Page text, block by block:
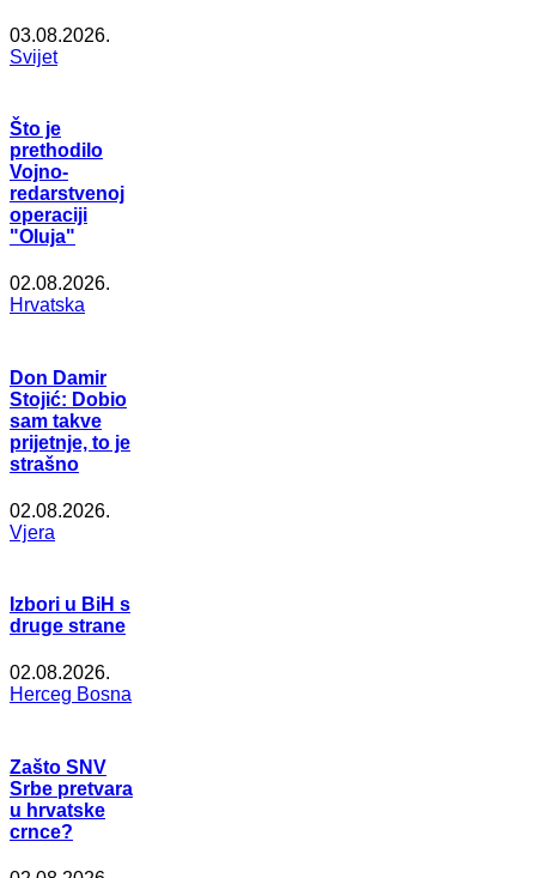
03.08.2026.
Svijet
Što je
prethodilo
Vojno-
redarstvenoj
operaciji
"Oluja"
02.08.2026.
Hrvatska
Don Damir
Stojić: Dobio
sam takve
prijetnje, to je
strašno
02.08.2026.
Vjera
Izbori u BiH s
druge strane
02.08.2026.
Herceg Bosna
Zašto SNV
Srbe pretvara
u hrvatske
crnce?